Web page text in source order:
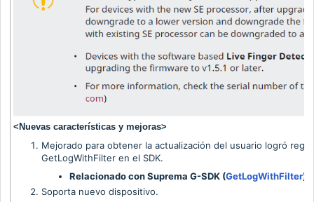
<Nuevas características y mejoras>
Mejorado para obtener la actualización del usuario logró
GetLogWithFilter en el SDK.
Relacionado con Suprema G-SDK (GetLogWithFilter)
Soporta nuevo dispositivo.